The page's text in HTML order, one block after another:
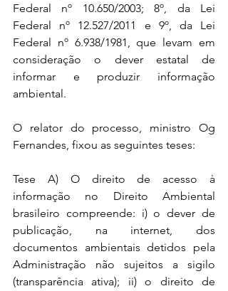
Federal nº 10.650/2003; 8º, da Lei
Federal nº 12.527/2011 e 9º, da Lei
Federal nº 6.938/1981, que levam em
consideração o dever estatal de
informar e produzir informação
ambiental.
O relator do processo, ministro Og
Fernandes, fixou as seguintes teses:
Tese A) O direito de acesso à
informação no Direito Ambiental
brasileiro compreende: i) o dever de
publicação, na internet, dos
documentos ambientais detidos pela
Administração não sujeitos a sigilo
(transparência ativa); ii) o direito de